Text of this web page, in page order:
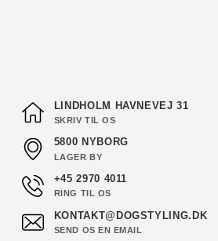
LINDHOLM HAVNEVEJ 31
SKRIV TIL OS
5800 NYBORG
LAGER BY
+45 2970 4011
RING TIL OS
KONTAKT@DOGSTYLING.DK
SEND OS EN EMAIL